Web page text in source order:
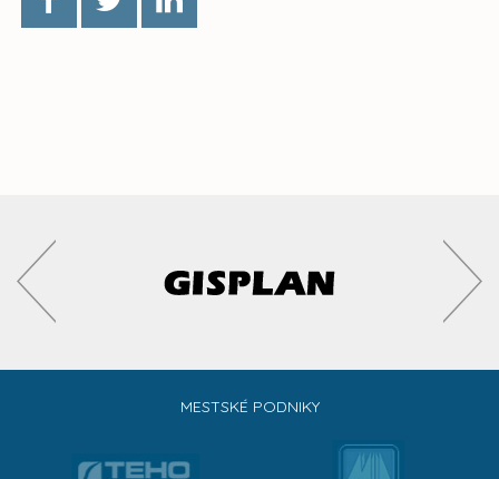
MESTSKÉ PODNIKY